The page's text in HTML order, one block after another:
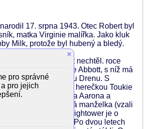
17. srpna 1943. Otec Robert byl
matka Virginie malířka. Jako kluk
Milk, protože byl hubený a bledý.
nikde jinde by ani žít nechtěl. roce
a zpěvačku Diahne Abbott, s níž má
za svou její dceru Drenu. S
letech rozvedl. S herečkou Toukie
oplodnění dvojčata Aarona a
nevzali. Jeho druhá manželka (vzali
letuška Grace Hightower je o
S ní má syna Eliota. Po dvou letech
×
pro správné
pro jejich